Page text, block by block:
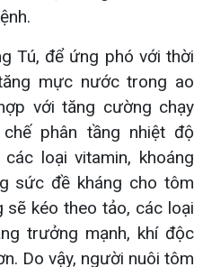
Tú, để ứng phó với thời
mực nước trong ao
với tăng cường chạy
phân tầng nhiệt độ
loại vitamin, khoáng
sức đề kháng cho tôm
sẽ kéo theo tảo, các loại
trưởng mạnh, khí độc
Do vậy, người nuôi tôm